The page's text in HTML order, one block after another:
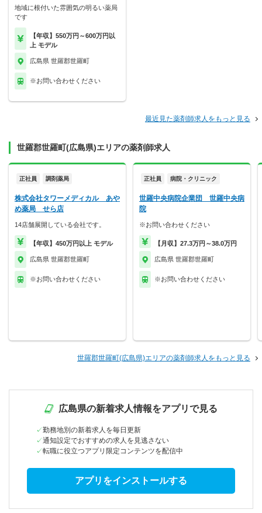
地域に根付いた雰囲気の明るい薬局
です
【年収】550万円～600万円以
上 モデル
広島県 世羅郡世羅町
※お問い合わせください
最近見た薬剤師求人をもっと見る
世羅郡世羅町(広島県)エリアの薬剤師求人
正社員 調剤薬局
株式会社タワーメディカル あや
め薬局 せら店
14店舗展開している会社です。
【年収】450万円以上 モデル
広島県 世羅郡世羅町
※お問い合わせください
正社員 病院・クリニック
世羅中央病院企業団 世羅中央病
院
※お問い合わせください
【月収】27.3万円～38.0万円
広島県 世羅郡世羅町
※お問い合わせください
世羅郡世羅町(広島県)エリアの薬剤師求人をもっと見る
広島県の新着求人情報をアプリで見る
勤務地別の新着求人を毎日更新
通知設定でおすすめの求人を見逃さない
転職に役立つアプリ限定コンテンツを配信中
アプリをインストールする